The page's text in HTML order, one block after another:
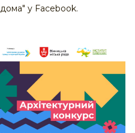
у Facebook.